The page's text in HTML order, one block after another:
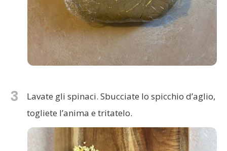
3
Lavate gli spinaci. Sbucciate lo spicchio d’aglio,
togliete l’anima e tritatelo.